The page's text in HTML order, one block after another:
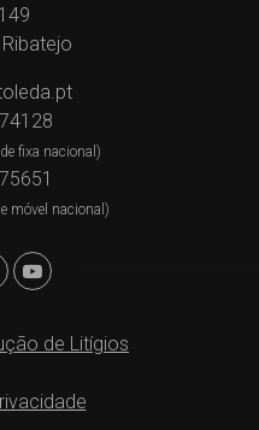
fixa nacional)
móvel nacional)
de Litígios